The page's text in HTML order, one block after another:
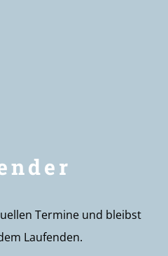
Termine und bleibst
Laufenden.